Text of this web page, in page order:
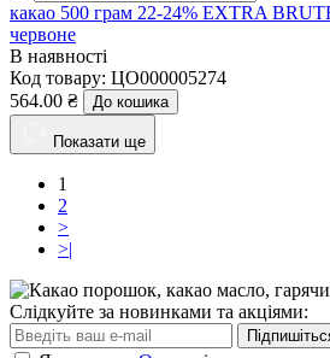
какао 500 грам 22-24% EXTRA
червоне
В наявності
Код товару: ЦО000005274
564.00 ₴
До кошика
Показати ще
1
2
>
>|
Слідкуйте за новинками та акціями: